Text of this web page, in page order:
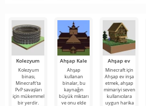
karakterlerinin
Dragon
Kolezyum
Kolezyum
binası,
Minecraft'ta
PvP savaşları
için mükemmel
bir yerdir.
Ahşap Kale
Ahşap
kullanan
binalar, bu
kaynağın
büyük miktarı
ve onu elde
Ahşap ev
Minecraft için
Ahşap ev inşa
etmek, ahşap
mimariyi seven
kullanıcılara
uygun harika